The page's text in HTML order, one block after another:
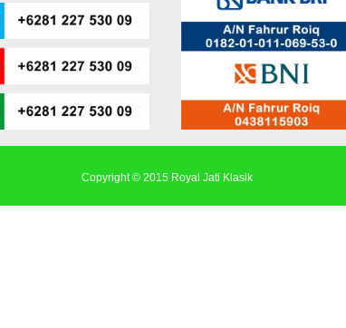
Copyright © 2015 Royal Jati Klasik